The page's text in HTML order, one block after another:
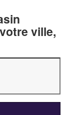
ville,